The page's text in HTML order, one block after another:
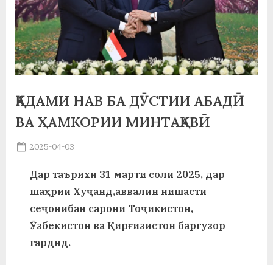
б
а
н
о
м
р
ҚАДАМИ НАВ БА ДӮСТИИ АБАДӢ
ВА ҲАМКОРИИ МИНТАҚАВӢ
Posted
2025-04-03
Дар таърихи 31 марти соли 2025, дар
шаҳрии Хуҷанд,аввалин нишасти
сеҷонибаи сарони Тоҷикистон,
Ӯзбекистон ва Қирғизистон баргузор
гардид.